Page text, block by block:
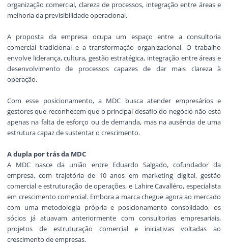
organização comercial, clareza de processos, integração entre áreas e
melhoria da previsibilidade operacional.
A proposta da empresa ocupa um espaço entre a consultoria
comercial tradicional e a transformação organizacional. O trabalho
envolve liderança, cultura, gestão estratégica, integração entre áreas e
desenvolvimento de processos capazes de dar mais clareza à
operação.
Com esse posicionamento, a MDC busca atender empresários e
gestores que reconhecem que o principal desafio do negócio não está
apenas na falta de esforço ou de demanda, mas na ausência de uma
estrutura capaz de sustentar o crescimento.
A dupla por trás da MDC
A MDC nasce da união entre Eduardo Salgado, cofundador da
empresa, com trajetória de 10 anos em marketing digital, gestão
comercial e estruturação de operações, e Lahire Cavalléro, especialista
em crescimento comercial. Embora a marca chegue agora ao mercado
com uma metodologia própria e posicionamento consolidado, os
sócios já atuavam anteriormente com consultorias empresariais,
projetos de estruturação comercial e iniciativas voltadas ao
crescimento de empresas.